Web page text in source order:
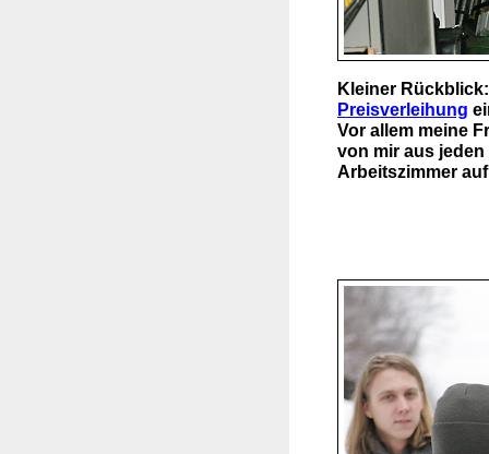
Kleiner
Preisverleihung
Vor allem meine
von mir aus
Arbeitszimmer